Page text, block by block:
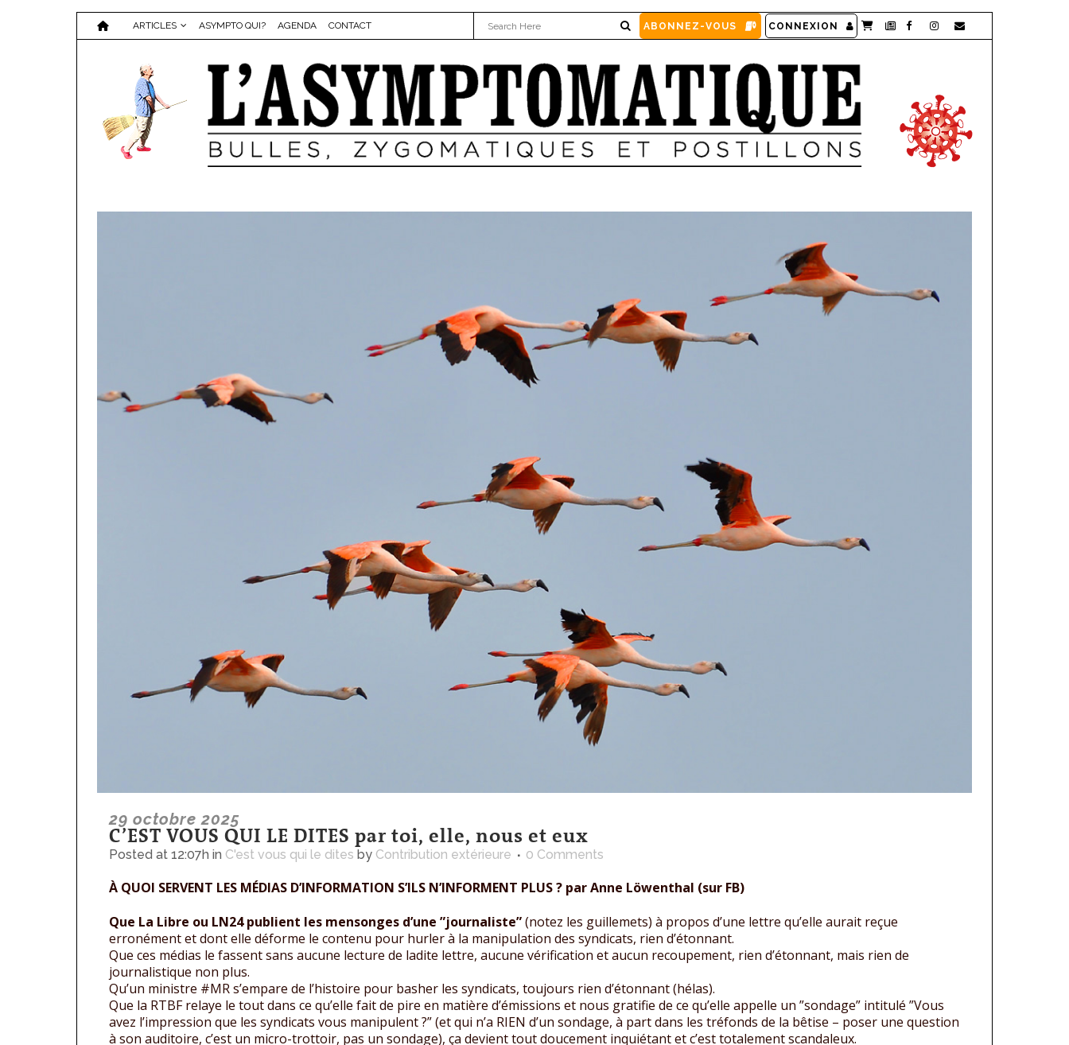
ARTICLES ASYMPTO QUI? AGENDA CONTACT ABONNEZ-VOUS CONNEXION
29 octobre 2025
C’EST VOUS QUI LE DITES par toi, elle, nous et eux
Posted at 12:07h in C'est vous qui le dites by Contribution extérieure 0 Comments
À QUOI SERVENT LES MÉDIAS D’INFORMATION S’ILS N’INFORMENT PLUS ? par Anne Löwenthal (sur FB)
Que La Libre ou LN24 publient les mensonges d’une ”journaliste”(notez les guillemets) à propos d’une lettre qu’elle aurait reçue
erronément et dont elle déforme le contenu pour hurler à la manipulation des syndicats, rien d’étonnant.
Que ces médias le fassent sans aucune lecture de ladite lettre, aucune vérification et aucun recoupement, rien d’étonnant, mais rien de
journalistique non plus.
Qu’un ministre #MR s’empare de l’histoire pour basher les syndicats, toujours rien d’étonnant (hélas).
Que la RTBF relaye le tout dans ce qu’elle fait de pire en matière d’émissions et nous gratifie de ce qu’elle appelle un ”sondage” intitulé ”Vous
avez l’impression que les syndicats vous manipulent ?” (et qui n’a RIEN d’un sondage, à part dans les tréfonds de la bêtise – poser une question
à son auditoire, c’est un micro-trottoir, pas un sondage), ça devient tout doucement inquiétant et c’est totalement scandaleux.